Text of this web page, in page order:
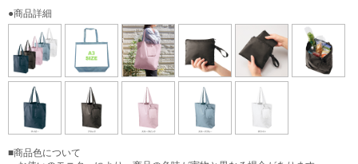
●商品詳細
■商品色について